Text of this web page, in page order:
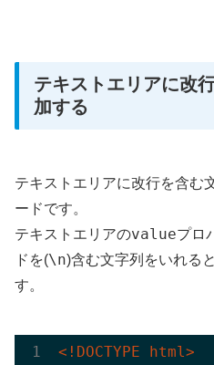
テキストエリアに改
加する
テキストエリアに改行を含む
ードです。
テキストエリアのvalueプロ
ドを(\n)含む文字列をいれる
す。
<!DOCTYPE html>